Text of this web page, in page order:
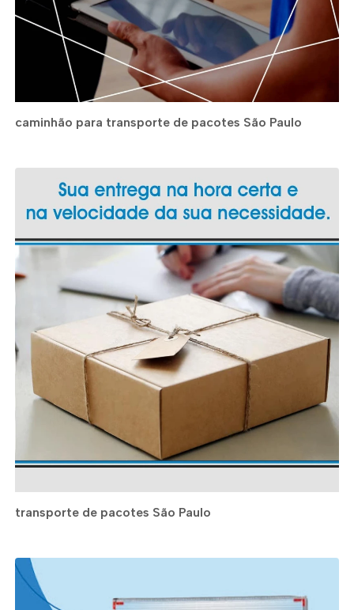
caminhão para transporte de pacotes São Paulo
transporte de pacotes São Paulo